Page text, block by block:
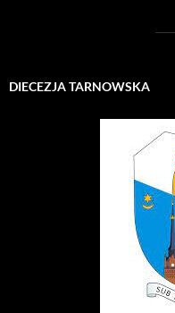
DIECEZJA TARNOWSKA